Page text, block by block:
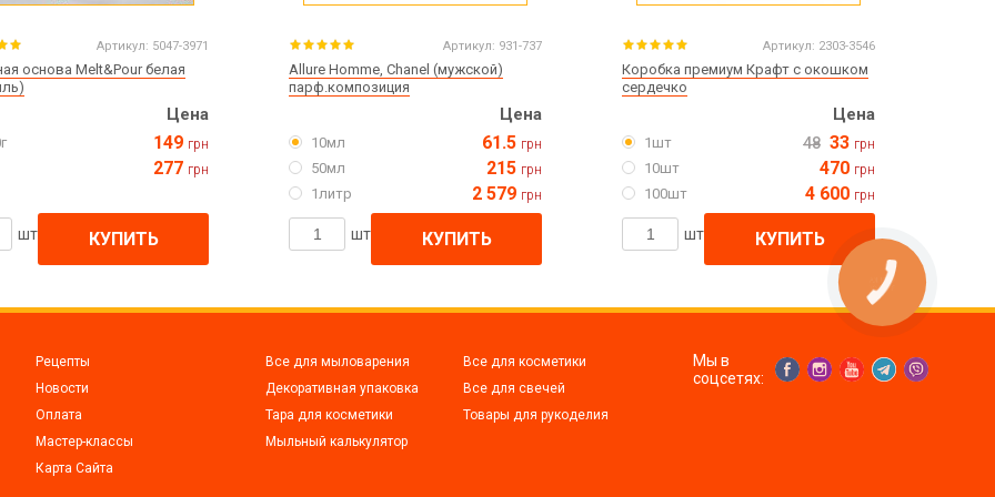
Артикул: 5047-3971
основа Melt&Pour белая
Цена
149 грн
277 грн
шт КУПИТЬ
Артикул: 931-737
Allure Homme, Chanel (мужской)
парф.композиция
Цена
10мл 61.5 грн
50мл 215 грн
1литр 2 579 грн
шт КУПИТЬ
Артикул: 2303-3546
Коробка премиум Крафт с окошком
сердечко
Цена
1шт 48 33 грн
10шт 470 грн
100шт 4 600 грн
шт КУПИТЬ
Рецепты
Новости
Оплата
Мастер-классы
Карта Сайта
Все для мыловарения
Все для косметики
Декоративная упаковка
Все для свечей
Тара для косметики
Товары для рукоделия
Мыльный калькулятор
Мы в
соцсетях: